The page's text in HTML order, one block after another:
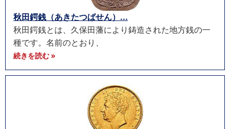
秋田鍔銭（あきたつばせん）...
秋田鍔銭とは、久保田藩により鋳造された地方銭の一
種です。名前のとおり、
続きを読む »